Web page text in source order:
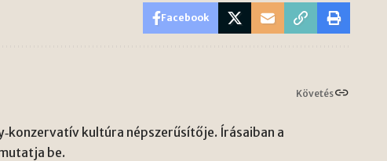
Facebook
Követés
kultúra népszerűsítője. Írásaiban a
be.